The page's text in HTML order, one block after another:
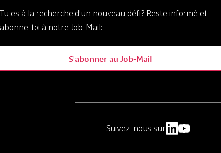
Tu es à la recherche d'un nouveau défi? Reste informé et
abonne-toi à notre Job-Mail:
S'abonner au Job-Mail
Suivez-nous sur